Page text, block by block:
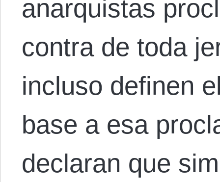
anarquistas
contra de toda
incluso definen
base a esa
declaran que